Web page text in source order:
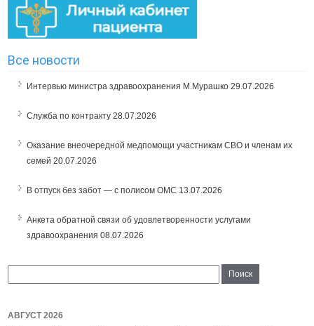
Все новости
Интервью министра здравоохранения М.Мурашко 29.07.2026
Служба по контракту 28.07.2026
Оказание внеочередной медпомощи участникам СВО и членам их
семей 20.07.2026
В отпуск без забот — с полисом ОМС 13.07.2026
Анкета обратной связи об удовлетворенности услугами
здравоохранения 08.07.2026
АВГУСТ 2026